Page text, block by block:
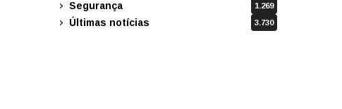
Segurança 1.269
Últimas notícias 3.730